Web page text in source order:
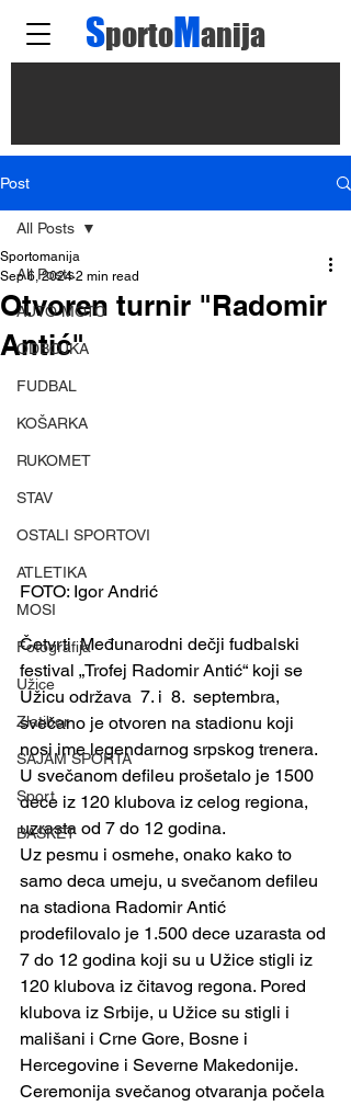
SportoManija
Post
All Posts
AUTO MOTO
ODBOJKA
FUDBAL
KOŠARKA
RUKOMET
STAV
OSTALI SPORTOVI
ATLETIKA
MOSI
Fotografija
Užice
Zlatibor
SAJAM SPORTA
Sport
BASKET
All Posts
Otvoren turnir "Radomir
Antić"
Sportomanija
Sep 6, 2024 2 min read
FOTO: Igor Andrić
Četvrti  Međunarodni dečji fudbalski
festival „Trofej Radomir Antić“ koji se
Užicu održava  7. i  8.  septembra,
svečano je otvoren na stadionu koji
nosi ime legendarnog srpskog trenera.
U svečanom defileu prošetalo je 1500
dece iz 120 klubova iz celog regiona,
uzrasta od 7 do 12 godina.
Uz pesmu i osmehe, onako kako to
samo deca umeju, u svečanom defileu
na stadiona Radomir Antić
prodefilovalo je 1.500 dece uzarasta od
7 do 12 godina koji su u Užice stigli iz
120 klubova iz čitavog regona. Pored
klubova iz Srbije, u Užice su stigli i
mališani i Crne Gore, Bosne i
Hercegovine i Severne Makedonije.
Ceremonija svečanog otvaranja počela